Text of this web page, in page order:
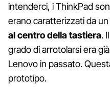
intenderci, i ThinkPad
erano caratterizzati da un
al centro della tastiera.
grado di arrotolarsi era
Lenovo in passato.
prototipo.